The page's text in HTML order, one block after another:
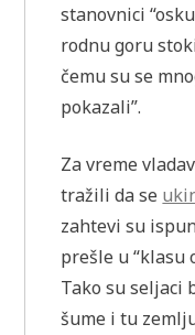
stanovnici
rodnu goru
čemu su se
pokazali”.
Za vreme
tražili da se
zahtevi su
prešle u “klasu
Tako su seljaci
šume i tu